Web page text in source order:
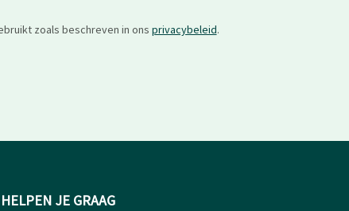
zoals beschreven in ons privacybeleid.
JE GRAAG